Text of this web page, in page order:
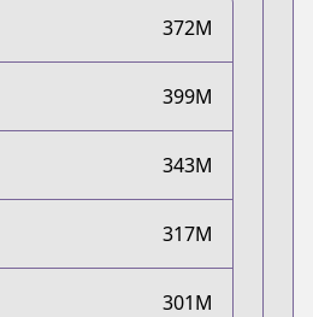
372M
399M
343M
317M
301M